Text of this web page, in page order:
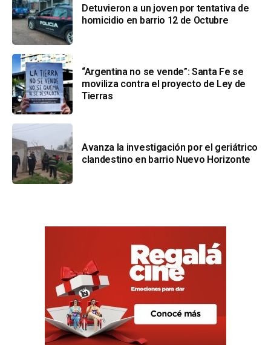
Detuvieron a un joven por tentativa de
homicidio en barrio 12 de Octubre
“Argentina no se vende”: Santa Fe se
moviliza contra el proyecto de Ley de
Tierras
Avanza la investigación por el geriátrico
clandestino en barrio Nuevo Horizonte